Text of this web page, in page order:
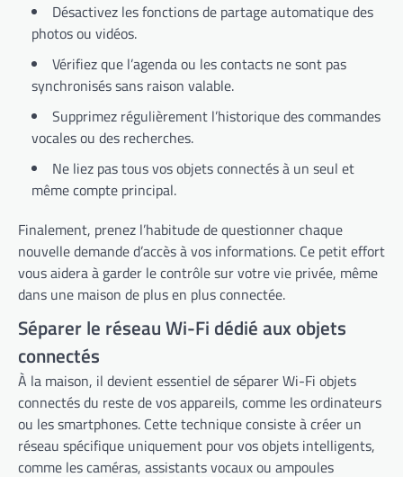
Désactivez les fonctions de partage automatique des
photos ou vidéos.
Vérifiez que l’agenda ou les contacts ne sont pas
synchronisés sans raison valable.
Supprimez régulièrement l’historique des commandes
vocales ou des recherches.
Ne liez pas tous vos objets connectés à un seul et
même compte principal.
Finalement, prenez l’habitude de questionner chaque
nouvelle demande d’accès à vos informations. Ce petit effort
vous aidera à garder le contrôle sur votre vie privée, même
dans une maison de plus en plus connectée.
Séparer le réseau Wi-Fi dédié aux objets
connectés
À la maison, il devient essentiel de séparer Wi-Fi objets
connectés du reste de vos appareils, comme les ordinateurs
ou les smartphones. Cette technique consiste à créer un
réseau spécifique uniquement pour vos objets intelligents,
comme les caméras, assistants vocaux ou ampoules